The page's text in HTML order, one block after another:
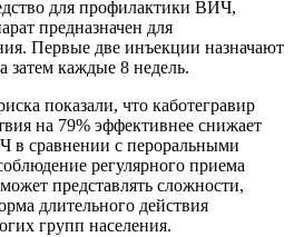
для профилактики ВИЧ,
предназначен для
Первые две инъекции назначают
затем каждые 8 недель.
показали, что каботегравир
на 79% эффективнее снижает
в сравнении с пероральными
регулярного приема
представлять сложности,
длительного действия
групп населения.